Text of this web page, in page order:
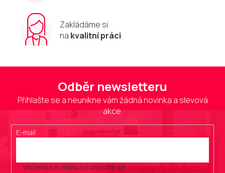
Zakládáme si
na kvalitní práci
Odběr newsletteru
Přihlašte se a neunikne vám žádná novinka a slevová
akce.
E-mail
Vložením e-mailu souhlasíte se zpracováním osobních